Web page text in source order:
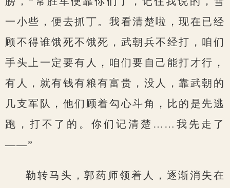
一小些，便去抓丁。我看清楚啦，现在已经
顾不得谁饿死不饿死，武朝兵不经打，咱们
手头上一定要有人，咱们要自己能打才行，
有人，就有钱有粮有富贵，没人，靠武朝的
几支军队，他们顾着勾心斗角，比的是先逃
跑，打不了的。你们记清楚……我先走了
——”
勒转马头，郭药师领着人，逐渐消失在